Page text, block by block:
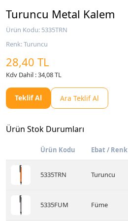
Turuncu Metal Kalem
Ürün Kodu: 5335TRN
Renk: Turuncu
28,40 TL
Kdv Dahil : 34,08 TL
Teklif Al Ara Teklif Al
Ürün Stok Durumları
Ürün Kodu Ebat / Renk
5335TRN Turuncu
5335FUM Füme